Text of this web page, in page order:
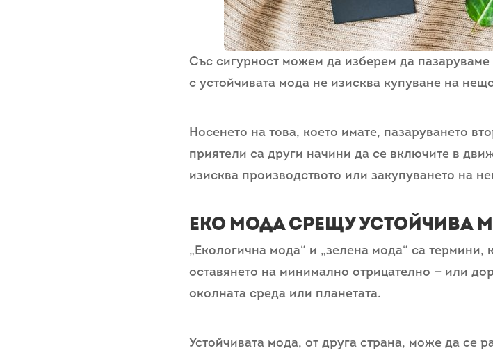
Със сигурност можем да изберем да
с устойчивата мода не изисква купуване на
Носенето на това, което имате, пазаруването
приятели са други начини да се включите в
изисква производството или закупуването на
Еко мода срещу устойчива
„Екологична мода“ и „зелена мода“ са термини,
оставянето на минимално отрицателно — или
околната среда или планетата.
Устойчивата мода, от друга страна, може да се